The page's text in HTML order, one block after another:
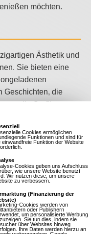
möchten.
Ästhetik und
Sie bieten eine
Geschichten, die
Grafiken zum
sind ideal für Fans
Welten
möchten.
Spielerfahrung,
Atmosphäre
ihre Zugänglichkeit,
Cookies ermöglichen
Funktionen und sind für
einwandfreie Funktion der Website
Cookies geben uns Aufschluss
wie unsere Website benutzt
Wir nutzen diese, um unsere
zu verbessern.
(Finanzierung der
Cookies werden von
oder Publishern
um personalisierte Werbung
Sie tun dies, indem sie
über Websites hinweg
Ihre Daten werden hierzu an